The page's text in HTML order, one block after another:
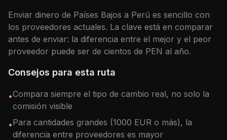
Enviar dinero de Países Bajos a Perú es sencillo con
los proveedores actuales. La clave está en comparar
antes de enviar: la diferencia entre el mejor y el peor
proveedor puede ser de cientos de PEN al año.
Consejos para esta ruta
•Compara siempre el tipo de cambio real, no solo la
comisión visible
•Para cantidades grandes (1000 EUR o más), la
diferencia entre proveedores es mayor